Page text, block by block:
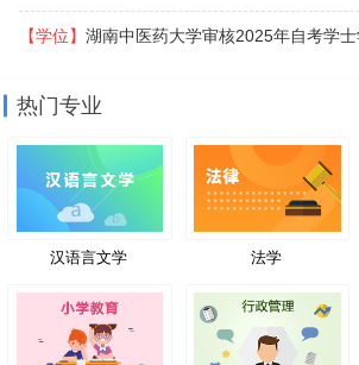
【学位】湖南中医药大学审核2025年自考学士
热门专业
汉语言文学 法学